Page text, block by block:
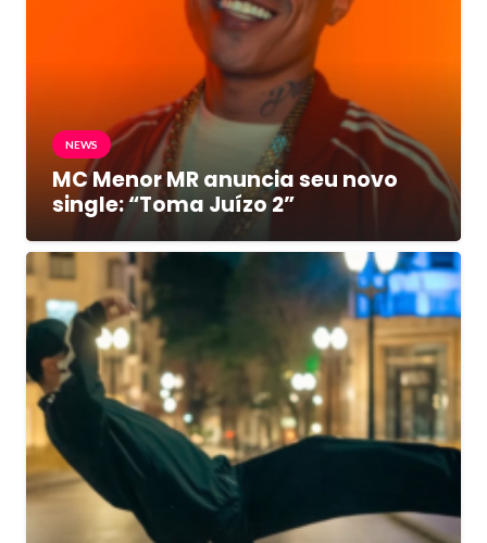
NEWS
MC Menor MR anuncia seu novo
single: “Toma Juízo 2”